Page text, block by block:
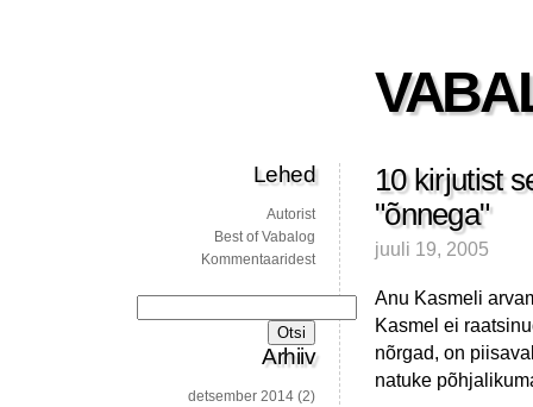
10 kirjutist
"õnnega"
juuli 19, 2005
Anu Kasmeli
Kasmel ei
nõrgad, on
natuke
Lehed
Autorist
Best of Vabalog
Kommentaaridest
Arhiiv
detsember 2014 (2)